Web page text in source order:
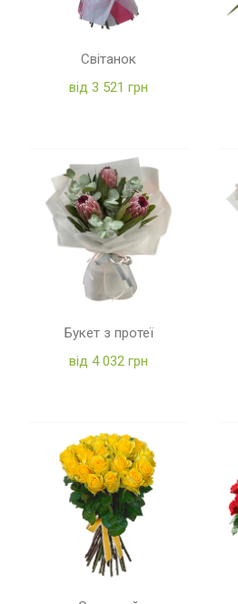
Світанок
від 3 521 грн
Букет з протеї
від 4 032 грн